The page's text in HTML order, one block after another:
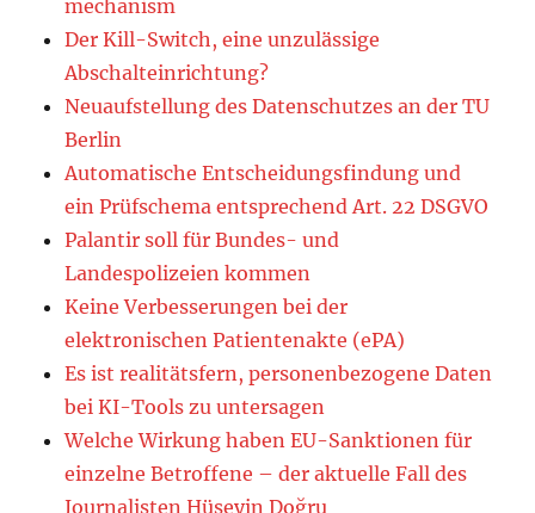
mechanism
Der Kill-Switch, eine unzulässige
Abschalteinrichtung?
Neuaufstellung des Datenschutzes an der TU
Berlin
Automatische Entscheidungsfindung und
ein Prüfschema entsprechend Art. 22 DSGVO
Palantir soll für Bundes- und
Landespolizeien kommen
Keine Verbesserungen bei der
elektronischen Patientenakte (ePA)
Es ist realitätsfern, personenbezogene Daten
bei KI-Tools zu untersagen
Welche Wirkung haben EU-Sanktionen für
einzelne Betroffene – der aktuelle Fall des
Journalisten Hüseyin Doğru